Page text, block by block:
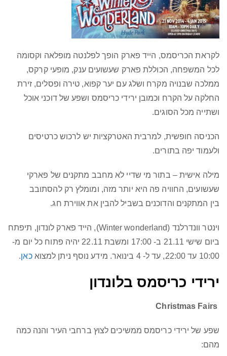
לקראת הכריסמס, הייד פארק הופך לפלנטה מופלאה וקסומה
לכל המשפחה, הכוללת פארק שעשועים ענק, מופעי קרקס,
ממלכה שבנויה מקרח ושלג עם יער קפוא, טירה ופסלים, זירת
החלקה על הקרח וכמובן ירידי כריסמס ושפע של דוכני אוכל
ושתייה מכל הסוגים.
הכניסה חופשית, למרבית האטרקציות יש לרכוש כרטיסים
ולעמוד יפה בתורים.
מילה אישית – בתור מי שדיי לא מחבב מתקנים של פארקי
שעשועים, החוויה פה היא יותר מזה, ומומלץ רק להסתובב
בין המתקנים והדוכנים בשביל להבין את אווירת חג.
וינטר וונדרלנד (Winter wonderland), הייד פארק לונדון, תיפתח
ביום שישי 21.11 ב- 17:00 ומשבת 22.11 יהיה פתוח כל יום מ-
10:00 עד 22:00, עד ל- 4 בינואר. מידע נוסף ניתן למצוא
כאן.
ירידי כריסמס בלונדון
Christmas Fairs
שפע של ירידי כריסמס ממשיכים לצוץ ברחבי העיר והנה כמה
מהם: